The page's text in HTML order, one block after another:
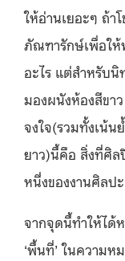
ให้อ่านเยอะๆ ถ้
ภัณฑารักษ์เพื่อให้
อะไร แต่สำหรับ
มองผนังห้องสีขา
จงใจ(รวมทั้งเน้น
ยาว)นี้คือ สิ่งที่ศิล
หนึ่งของงานศิลปะ
จากจุดนี้ทำให้ได้
‘พื้นที่’ ในความห